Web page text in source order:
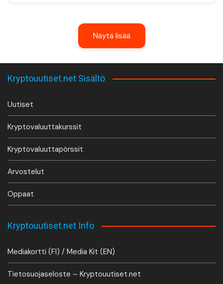
Näytä lisää
Kryptouutiset.net Sisältö
Uutiset
Kryptovaluuttakurssit
Kryptovaluuttapörssit
Arvostelut
Oppaat
Kryptouutiset.net Info
Mediakortti (FI) / Media Kit (EN)
Tietosuojaseloste – Kryptouutiset.net